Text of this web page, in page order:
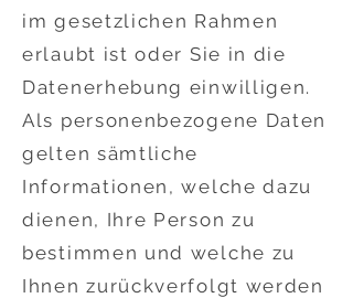
im gesetzlichen Rahmen
erlaubt ist oder Sie in die
Datenerhebung einwilligen.
Als personenbezogene Daten
gelten sämtliche
Informationen, welche dazu
dienen, Ihre Person zu
bestimmen und welche zu
Ihnen zurückverfolgt werden